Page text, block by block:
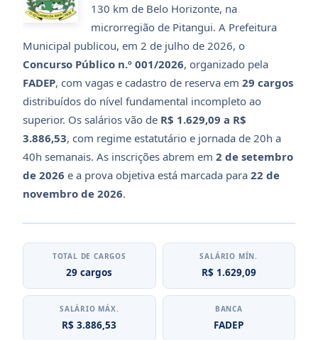
130 km de Belo Horizonte, na
microrregião de Pitangui. A Prefeitura
Municipal publicou, em 2 de julho de 2026, o
Concurso Público n.º 001/2026, organizado pela
FADEP, com vagas e cadastro de reserva em 29 cargos
distribuídos do nível fundamental incompleto ao
superior. Os salários vão de R$ 1.629,09 a R$
3.886,53, com regime estatutário e jornada de 20h a
40h semanais. As inscrições abrem em 2 de setembro
de 2026 e a prova objetiva está marcada para 22 de
novembro de 2026.
TOTAL DE CARGOS
29 cargos
SALÁRIO MÍN.
R$ 1.629,09
SALÁRIO MÁX.
R$ 3.886,53
BANCA
FADEP